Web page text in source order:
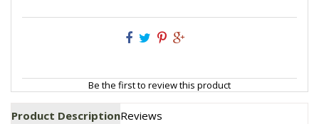
Be the first to review this product
Product DescriptionReviews